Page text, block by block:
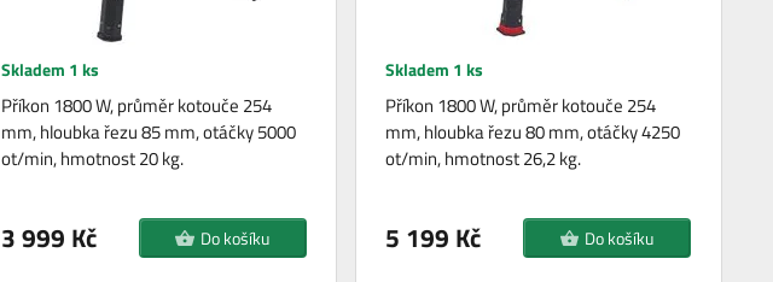
Skladem 1 ks
Příkon 1800 W, průměr kotouče 254
mm, hloubka řezu 85 mm, otáčky 5000
ot/min, hmotnost 20 kg.
3 999 Kč Do košíku
Skladem 1 ks
Příkon 1800 W, průměr kotouče 254
mm, hloubka řezu 80 mm, otáčky 4250
ot/min, hmotnost 26,2 kg.
5 199 Kč Do košíku